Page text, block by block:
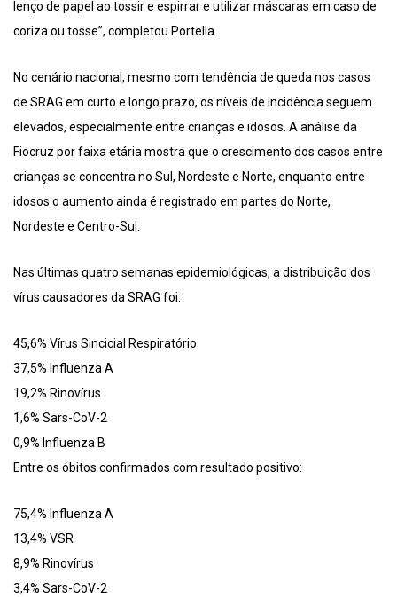
lenço de papel ao tossir e espirrar e utilizar máscaras em caso de
coriza ou tosse”, completou Portella.
No cenário nacional, mesmo com tendência de queda nos casos
de SRAG em curto e longo prazo, os níveis de incidência seguem
elevados, especialmente entre crianças e idosos. A análise da
Fiocruz por faixa etária mostra que o crescimento dos casos entre
crianças se concentra no Sul, Nordeste e Norte, enquanto entre
idosos o aumento ainda é registrado em partes do Norte,
Nordeste e Centro-Sul.
Nas últimas quatro semanas epidemiológicas, a distribuição dos
vírus causadores da SRAG foi:
45,6% Vírus Sincicial Respiratório
37,5% Influenza A
19,2% Rinovírus
1,6% Sars-CoV-2
0,9% Influenza B
Entre os óbitos confirmados com resultado positivo:
75,4% Influenza A
13,4% VSR
8,9% Rinovírus
3,4% Sars-CoV-2